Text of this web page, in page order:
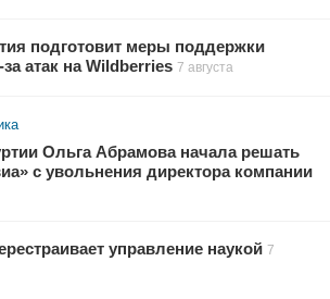
подготовит меры поддержки
атак на Wildberries 7 августа
Ольга Абрамова начала решать
с увольнения директора компании
управление наукой 7